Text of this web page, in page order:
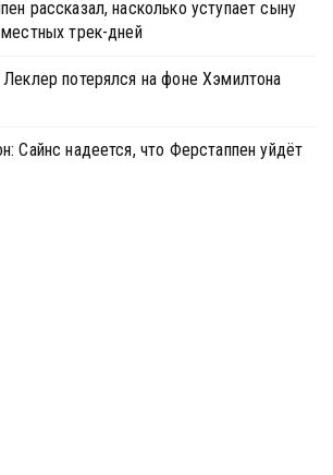
рассказал, насколько уступает сыну
трек-дней
потерялся на фоне Хэмилтона
Сайнс надеется, что Ферстаппен уйдёт